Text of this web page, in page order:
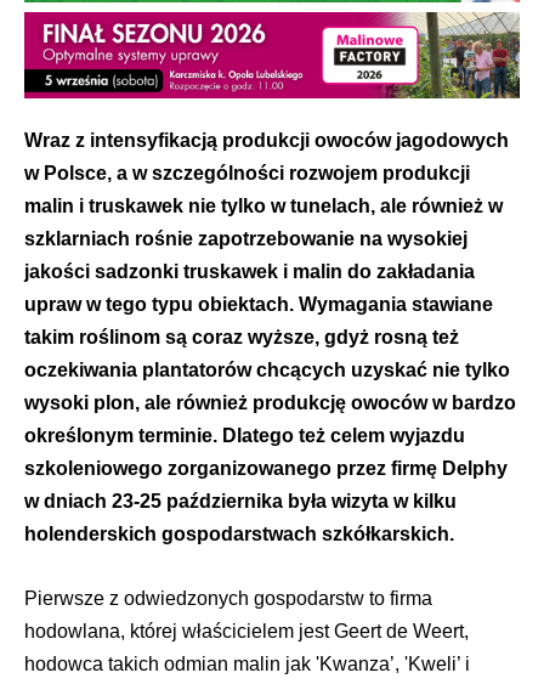
Wraz z intensyfikacją produkcji owoców jagodowych
w Polsce, a w szczególności rozwojem produkcji
malin i truskawek nie tylko w tunelach, ale również w
szklarniach rośnie zapotrzebowanie na wysokiej
jakości sadzonki truskawek i malin do zakładania
upraw w tego typu obiektach. Wymagania stawiane
takim roślinom są coraz wyższe, gdyż rosną też
oczekiwania plantatorów chcących uzyskać nie tylko
wysoki plon, ale również produkcję owoców w bardzo
określonym terminie. Dlatego też celem wyjazdu
szkoleniowego zorganizowanego przez firmę Delphy
w dniach 23-25 października była wizyta w kilku
holenderskich gospodarstwach szkółkarskich.
Pierwsze z odwiedzonych gospodarstw to firma
hodowlana, której właścicielem jest Geert de Weert,
hodowca takich odmian malin jak 'Kwanza’, 'Kweli’ i